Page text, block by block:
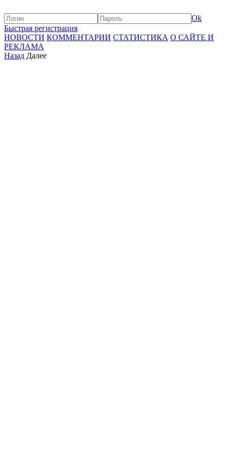
Ok
Быстрая регистрация
НОВОСТИ КОММЕНТАРИИ СТАТИСТИКА О САЙТЕ И
РЕКЛАМА
Назад Далее